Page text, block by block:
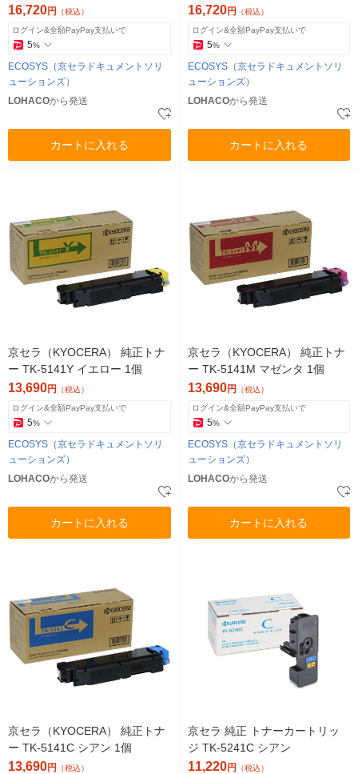
16,720円 （税込）
ログイン&全額PayPay支払いで
5%
ECOSYS（京セラドキュメントソリ
ューションズ）
LOHACOから発送
カートに入れる
16,720円 （税込）
ログイン&全額PayPay支払いで
5%
ECOSYS（京セラドキュメントソリ
ューションズ）
LOHACOから発送
カートに入れる
京セラ（KYOCERA） 純正トナ
ー TK-5141Y イエロー 1個
13,690円 （税込）
ログイン&全額PayPay支払いで
5%
ECOSYS（京セラドキュメントソリ
ューションズ）
LOHACOから発送
カートに入れる
京セラ（KYOCERA） 純正トナ
ー TK-5141M マゼンタ 1個
13,690円 （税込）
ログイン&全額PayPay支払いで
5%
ECOSYS（京セラドキュメントソリ
ューションズ）
LOHACOから発送
カートに入れる
京セラ（KYOCERA） 純正トナ
ー TK-5141C シアン 1個
13,690円 （税込）
京セラ 純正 トナーカートリッ
ジ TK-5241C シアン
11,220円 （税込）